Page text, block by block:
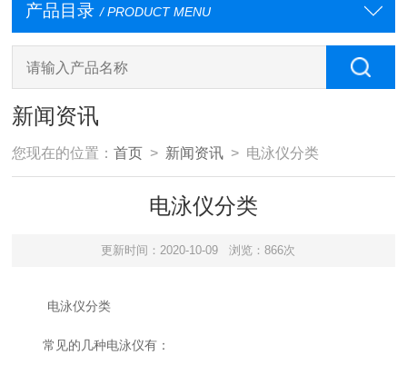
产品目录 / PRODUCT MENU
新闻资讯
您现在的位置：首页 > 新闻资讯 > 电泳仪分类
电泳仪分类
更新时间：2020-10-09 浏览：866次
电泳仪分类
常见的几种电泳仪有：